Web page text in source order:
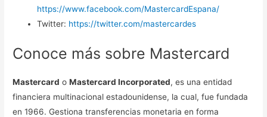
https://www.facebook.com/MastercardEspana/
Twitter: https://twitter.com/mastercardes
Conoce más sobre Mastercard
Mastercard oMastercard Incorporated, es una entidad
financiera multinacional estadounidense, la cual, fue fundada
en 1966. Gestiona transferencias monetaria en forma